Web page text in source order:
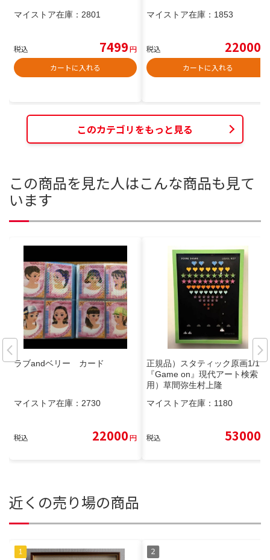
マイストア在庫： 2801
税込 7499円
カートに入れる
マイストア在庫： 1853
税込 22000
カートに入れる
このカテゴリをもっと見る
この商品を見た人はこんな商品も見て
います
ラブandベリー カード
マイストア在庫： 2730
税込 22000円
正規品）スタティック原画1/1
『Game on』現代アート検索
用）草間弥生村上隆
マイストア在庫： 1180
税込 53000
近くの売り場の商品